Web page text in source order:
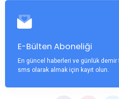
E-Bülten Aboneliği
En güncel haberleri ve günlük demir
sms olarak almak için kayıt olun.